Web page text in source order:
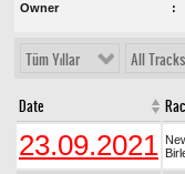
Owner
Tüm Yıllar All Tracks
Date
23.09.2021